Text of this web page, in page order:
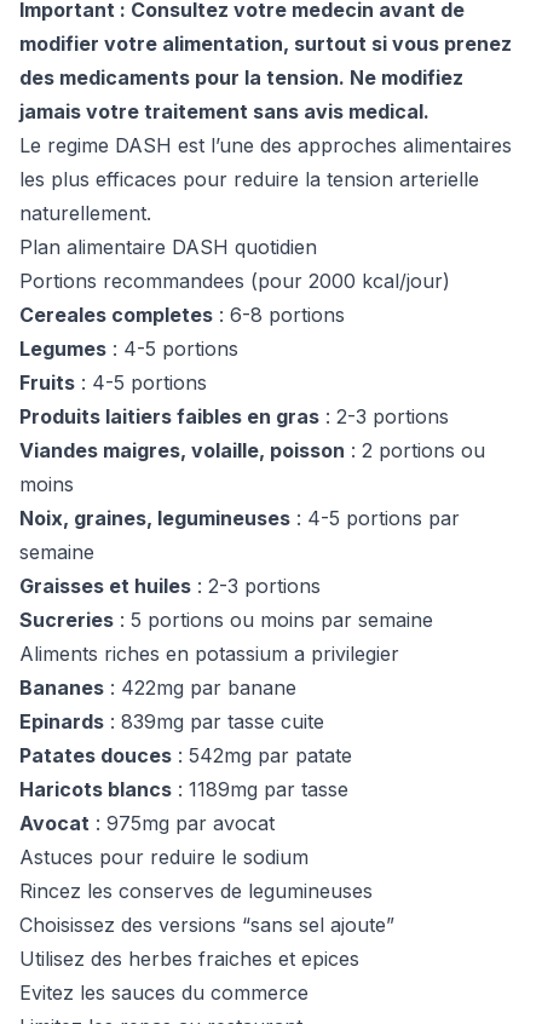
Important : Consultez votre medecin avant de
modifier votre alimentation, surtout si vous prenez
des medicaments pour la tension. Ne modifiez
jamais votre traitement sans avis medical.
Le regime DASH est l’une des approches alimentaires
les plus efficaces pour reduire la tension arterielle
naturellement.
Plan alimentaire DASH quotidien
Portions recommandees (pour 2000 kcal/jour)
Cereales completes : 6-8 portions
Legumes : 4-5 portions
Fruits : 4-5 portions
Produits laitiers faibles en gras : 2-3 portions
Viandes maigres, volaille, poisson : 2 portions ou
moins
Noix, graines, legumineuses : 4-5 portions par
semaine
Graisses et huiles : 2-3 portions
Sucreries : 5 portions ou moins par semaine
Aliments riches en potassium a privilegier
Bananes : 422mg par banane
Epinards : 839mg par tasse cuite
Patates douces : 542mg par patate
Haricots blancs : 1189mg par tasse
Avocat : 975mg par avocat
Astuces pour reduire le sodium
Rincez les conserves de legumineuses
Choisissez des versions “sans sel ajoute”
Utilisez des herbes fraiches et epices
Evitez les sauces du commerce